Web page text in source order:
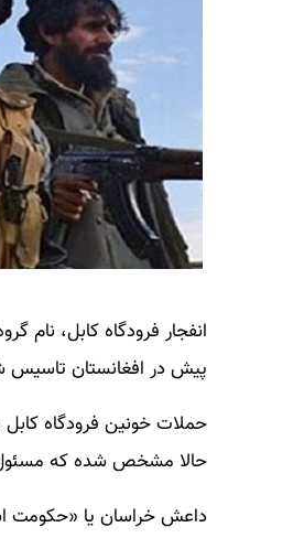
انفجار فرودگاه کابل،
پیش در افغانستان تاسیس
حالا مشخص شده که
داعش خراسان یا «حکومت